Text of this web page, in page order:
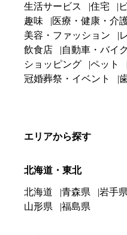
生活サービス 住宅
趣味
医療・健康・介
美容・ファッション
飲食店
自動車・バイク
ショッピング
ペット
冠婚葬祭・イベント
エリアから探す
北海道・東北
北海道 青森県 岩手県
山形県
福島県